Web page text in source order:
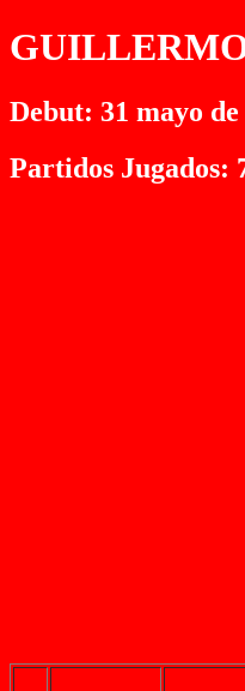
Debut: 31 mayo de
Partidos Jugados: